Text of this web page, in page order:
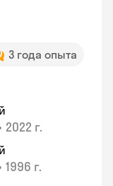
3 года опыта
2022 г.
1996 г.